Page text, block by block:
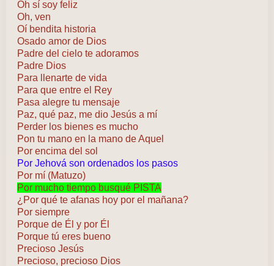
Oh sí soy feliz
Oh, ven
Oí bendita historia
Osado amor de Dios
Padre del cielo te adoramos
Padre Dios
Para llenarte de vida
Para que entre el Rey
Pasa alegre tu mensaje
Paz, qué paz, me dio Jesús a mí
Perder los bienes es mucho
Pon tu mano en la mano de Aquel
Por encima del sol
Por Jehová son ordenados los pasos
Por mí (Matuzo)
Por mucho tiempo busqué PISTA
¿Por qué te afanas hoy por el mañana?
Por siempre
Porque de Él y por Él
Porque tú eres bueno
Precioso Jesús
Precioso, precioso Dios